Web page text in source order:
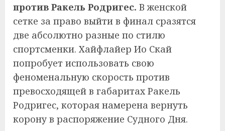
против Ракель Родригес. В женской
сетке за право выйти в финал сразятся
две абсолютно разные по стилю
спортсменки. Хайфлайер Ио Скай
попробует использовать свою
феноменальную скорость против
превосходящей в габаритах Ракель
Родригес, которая намерена вернуть
корону в распоряжение Судного Дня.